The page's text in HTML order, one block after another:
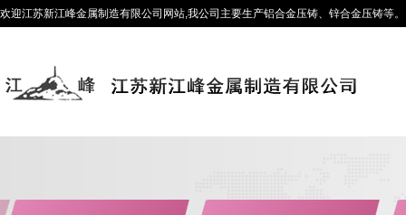
欢迎江苏新江峰金属制造有限公司网站,我公司主要生产铝合金压铸、锌合金压铸等